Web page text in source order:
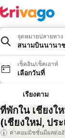
จุดหมายปลายทาง
สนามบินนานาช
เช็คอิน/เช็คเอาท์
เลือกวันที่
เรียงตาม
ที่พักใน เชียงใ
(เชียงใหม่, ปร
ค่าคอมมิชชั่นมีผลต่ออั